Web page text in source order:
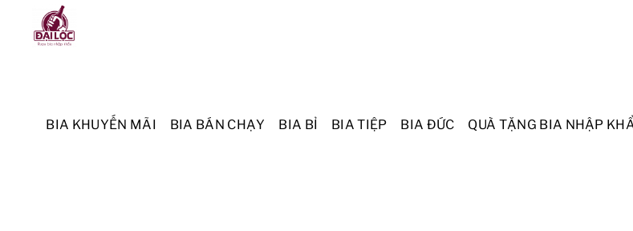
Menu
BIA KHUYẾN MÃI BIA BÁN CHẠY BIA BỈ BIA TIỆP BIA ĐỨC QUÀ TẶNG BIA NHẬP